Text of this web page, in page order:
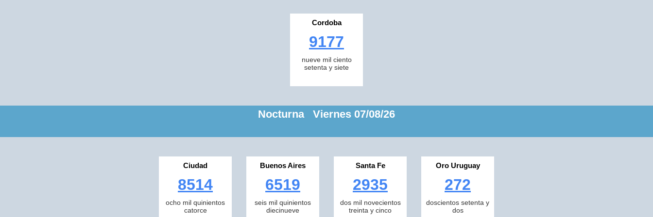
Cordoba
9177
nueve mil ciento
setenta y siete
Nocturna Viernes 07/08/26
Ciudad
8514
ocho mil quinientos
catorce
Buenos Aires
6519
seis mil quinientos
diecinueve
Santa Fe
2935
dos mil novecientos
treinta y cinco
Oro Uruguay
272
doscientos setenta y
dos